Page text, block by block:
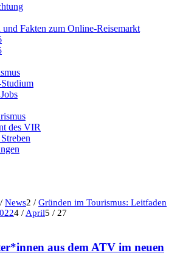
Fakten zum Online-Reisemarkt
des VIR
/ News2 / Gründen im Tourismus: Leitfaden
4 / April5 / 27
aus dem ATV im neuen